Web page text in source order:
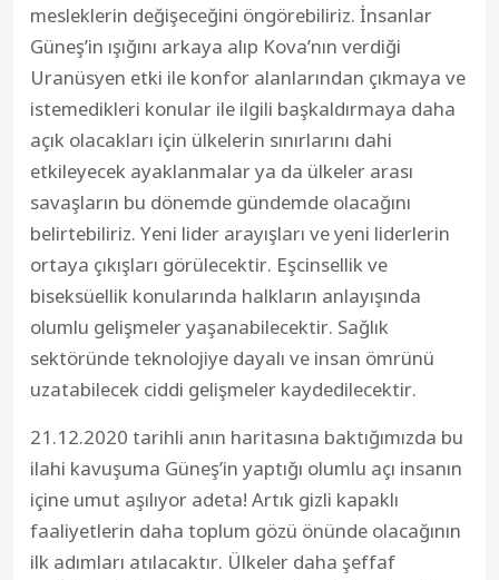
mesleklerin değişeceğini öngörebiliriz. İnsanlar
Güneş’in ışığını arkaya alıp Kova’nın verdiği
Uranüsyen etki ile konfor alanlarından çıkmaya ve
istemedikleri konular ile ilgili başkaldırmaya daha
açık olacakları için ülkelerin sınırlarını dahi
etkileyecek ayaklanmalar ya da ülkeler arası
savaşların bu dönemde gündemde olacağını
belirtebiliriz. Yeni lider arayışları ve yeni liderlerin
ortaya çıkışları görülecektir. Eşcinsellik ve
biseksüellik konularında halkların anlayışında
olumlu gelişmeler yaşanabilecektir. Sağlık
sektöründe teknolojiye dayalı ve insan ömrünü
uzatabilecek ciddi gelişmeler kaydedilecektir.
21.12.2020 tarihli anın haritasına baktığımızda bu
ilahi kavuşuma Güneş’in yaptığı olumlu açı insanın
içine umut aşılıyor adeta! Artık gizli kapaklı
faaliyetlerin daha toplum gözü önünde olacağının
ilk adımları atılacaktır. Ülkeler daha şeffaf